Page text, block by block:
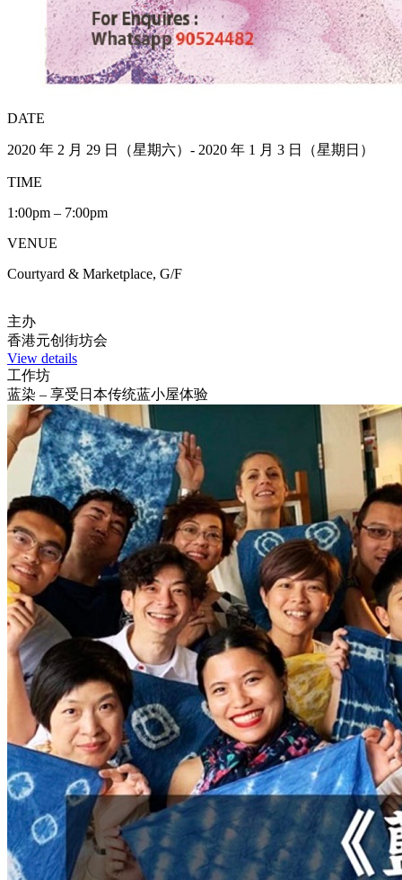
DATE
2020 年 2 月 29 日（星期六）- 2020 年 1 月 3 日（星期日）
TIME
1:00pm – 7:00pm
VENUE
Courtyard & Marketplace, G/F
主办
香港元创街坊会
View details
工作坊
蓝染 – 享受日本传统蓝小屋体验